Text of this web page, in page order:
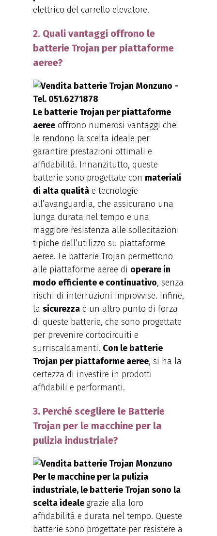
elettrico del carrello elevatore.
2. Quali vantaggi offrono le
batterie Trojan per piattaforme
aeree?
Le batterie Trojan per piattaforme
aeree offrono numerosi vantaggi che
le rendono la scelta ideale per
garantire prestazioni ottimali e
affidabilità. Innanzitutto, queste
batterie sono progettate con materiali
di alta qualità e tecnologie
all’avanguardia, che assicurano una
lunga durata nel tempo e una
maggiore resistenza alle sollecitazioni
tipiche dell’utilizzo su piattaforme
aeree. Le batterie Trojan permettono
alle piattaforme aeree di operare in
modo efficiente e continuativo, senza
rischi di interruzioni improvvise. Infine,
la sicurezza è un altro punto di forza
di queste batterie, che sono progettate
per prevenire cortocircuiti e
surriscaldamenti. Con le batterie
Trojan per piattaforme aeree, si ha la
certezza di investire in prodotti
affidabili e performanti.
3. Perché scegliere le Batterie
Trojan per le macchine per la
pulizia industriale?
Per le macchine per la pulizia
industriale, le batterie Trojan sono la
scelta idealegrazie alla loro
affidabilità e durata nel tempo. Queste
batterie sono progettate per resistere a